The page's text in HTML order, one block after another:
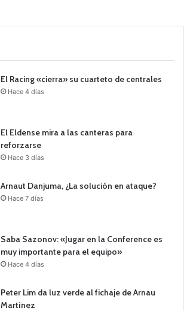
El Racing «cierra» su cuarteto de centrales
Hace 4 días
El Eldense mira a las canteras para
reforzarse
Hace 3 días
Arnaut Danjuma, ¿La solución en ataque?
Hace 7 días
Saba Sazonov: «Jugar en la Conference es
muy importante para el equipo»
Hace 4 días
Peter Lim da luz verde al fichaje de Arnau
Martínez